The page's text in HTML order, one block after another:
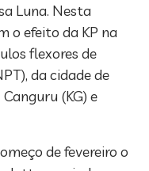
Luna. Nesta
o efeito da KP na
flexores de
da cidade de
(KG) e
de fevereiro o